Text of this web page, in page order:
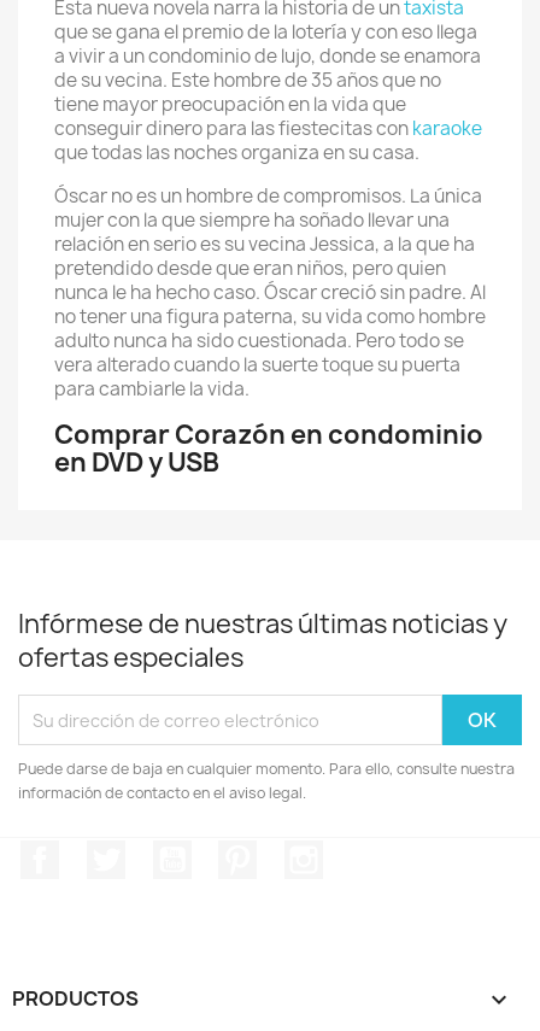
Esta nueva novela narra la historia de untaxista
que se gana el premio de la lotería y con eso llega
a vivir a un condominio de lujo, donde se enamora
de su vecina. Este hombre de 35 años que no
tiene mayor preocupación en la vida que
conseguir dinero para las fiestecitas conkaraoke
que todas las noches organiza en su casa.
Óscar no es un hombre de compromisos. La única
mujer con la que siempre ha soñado llevar una
relación en serio es su vecina Jessica, a la que ha
pretendido desde que eran niños, pero quien
nunca le ha hecho caso. Óscar creció sin padre. Al
no tener una figura paterna, su vida como hombre
adulto nunca ha sido cuestionada. Pero todo se
vera alterado cuando la suerte toque su puerta
para cambiarle la vida.
Comprar Corazón en condominio
en DVD y USB
Infórmese de nuestras últimas noticias y
ofertas especiales
Puede darse de baja en cualquier momento. Para ello, consulte nuestra
información de contacto en el aviso legal.
PRODUCTOS 